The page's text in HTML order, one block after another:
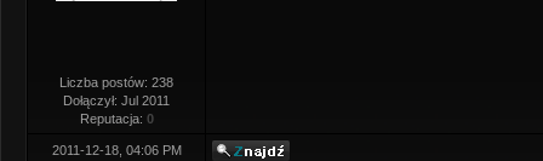
Liczba postów: 238
Dołączył: Jul 2011
Reputacja: 0
2011-12-18, 04:06 PM